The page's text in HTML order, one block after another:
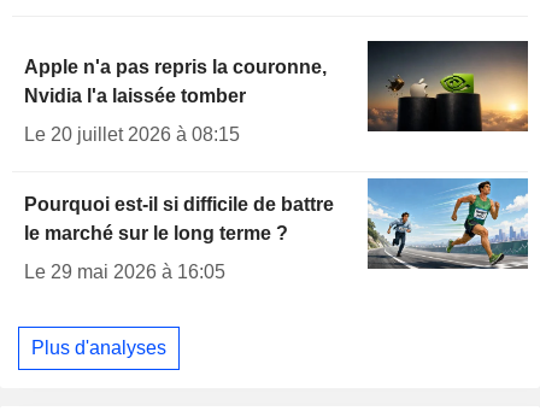
Apple n'a pas repris la couronne,
Nvidia l'a laissée tomber
Le 20 juillet 2026 à 08:15
Pourquoi est-il si difficile de battre
le marché sur le long terme ?
Le 29 mai 2026 à 16:05
Plus d'analyses